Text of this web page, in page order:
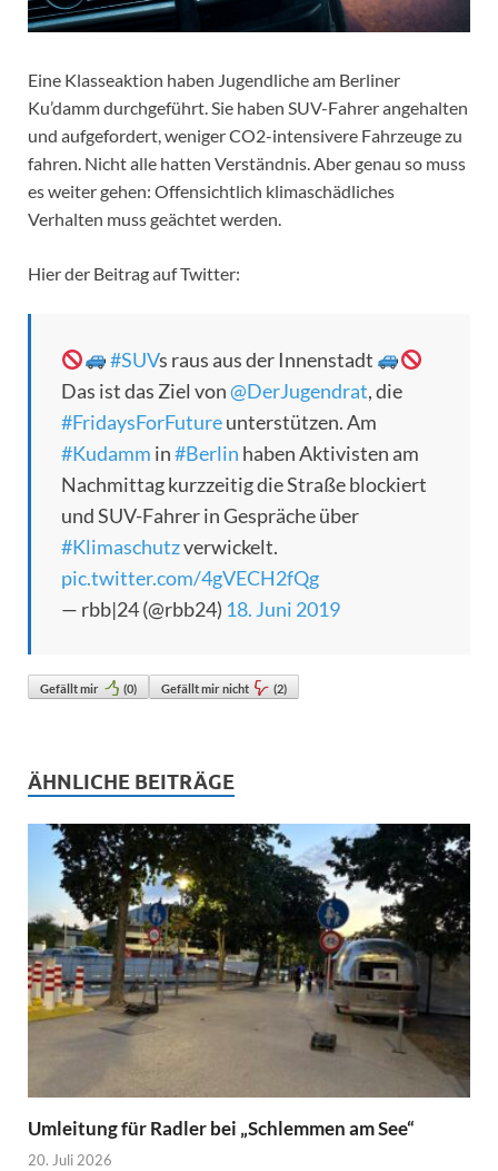
Eine Klasseaktion haben Jugendliche am Berliner
Ku’damm durchgeführt. Sie haben SUV-Fahrer angehalten
und aufgefordert, weniger CO2-intensivere Fahrzeuge zu
fahren. Nicht alle hatten Verständnis. Aber genau so muss
es weiter gehen: Offensichtlich klimaschädliches
Verhalten muss geächtet werden.
Hier der Beitrag auf Twitter:
#SUV​s raus aus der Innenstadt
Das ist das Ziel von@DerJugendrat, die
#FridaysForFutureunterstützen. Am
#Kudamm in#Berlin haben Aktivisten am
Nachmittag kurzzeitig die Straße blockiert
und SUV-Fahrer in Gespräche über
#Klimaschutzverwickelt.
pic.twitter.com/4gVECH2fQg
— rbb|24 (@rbb24) 18. Juni 2019
Gefällt mir (0) Gefällt mir nicht (2)
ÄHNLICHE BEITRÄGE
Umleitung für Radler bei „Schlemmen am See“
20. Juli 2026